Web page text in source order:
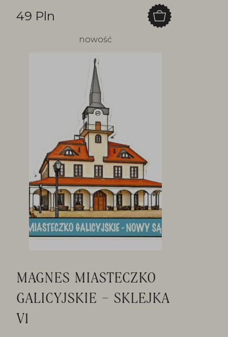
49 Pln
nowość
MAGNES MIASTECZKO
GALICYJSKIE – SKLEJKA
V1